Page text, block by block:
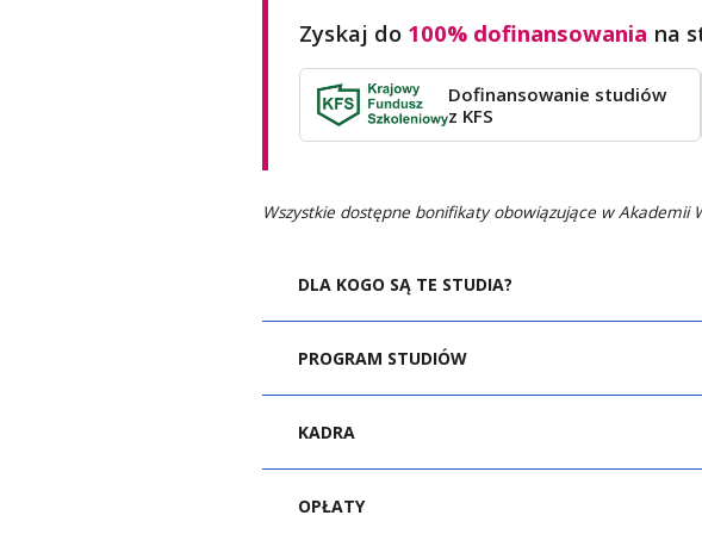
Zyskaj do 100% dofinansowania na
Dofinansowanie studiów
z KFS
Wszystkie dostępne bonifikaty obowiązujące w Akademii
DLA KOGO SĄ TE STUDIA?
Wśród adresatów programu znajdują się
PROGRAM STUDIÓW
Moduł 1. Zarządzanie zmianą w
KADRA
OPŁATY